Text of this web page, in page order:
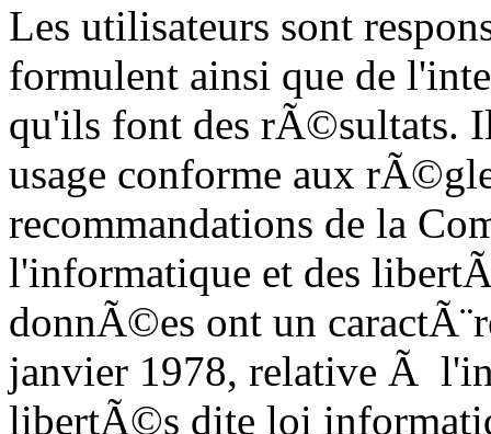
Les utilisateurs sont
formulent ainsi que de
qu'ils font des rÃ©sultats.
usage conforme aux
recommandations de la
l'informatique et des
donnÃ©es ont un
janvier 1978, relative Ã
libertÃ©s dite loi